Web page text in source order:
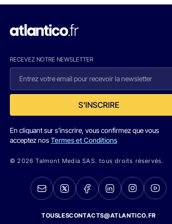
RECEVEZ NOTRE NEWSLETTER
S'INSCRIRE
En cliquant sur s'inscrire, vous confirmez que vous
acceptez nosTermes et Conditions
© 2026 Talmont Media SAS. tous droits réservés.
TOUSLESCONTACTS@ATLANTICO.FR